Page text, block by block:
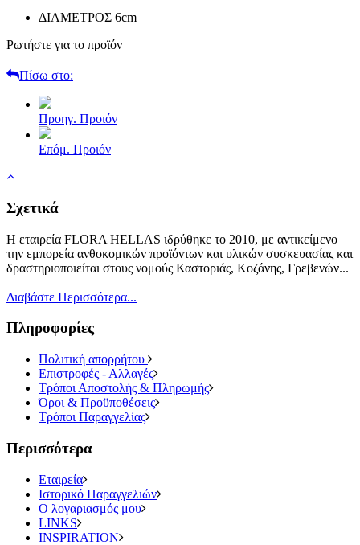
ΔΙΑΜΕΤΡΟΣ 6cm
Ρωτήστε για το προϊόν
Πίσω στο:
Προηγ. Προιόν
Επόμ. Προιόν
Σχετικά
Η εταιρεία FLORA HELLAS ιδρύθηκε το 2010, με αντικείμενο
την εμπορεία ανθοκομικών προϊόντων και υλικών συσκευασίας και
δραστηριοποιείται στους νομούς Καστοριάς, Κοζάνης, Γρεβενών...
Διαβάστε Περισσότερα...
Πληροφορίες
Πολιτική απορρήτου
Επιστροφές - Αλλαγές
Τρόποι Αποστολής & Πληρωμής
Όροι & Προϋποθέσεις
Τρόποι Παραγγελίας
Περισσότερα
Εταιρεία
Ιστορικό Παραγγελιών
Ο λογαριασμός μου
LINKS
INSPIRATION